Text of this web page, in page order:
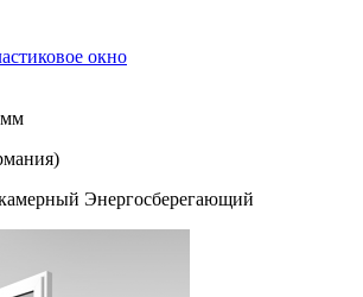
окно
мм
Энергосберегающий